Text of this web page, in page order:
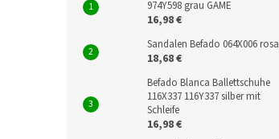
974Y598 grau GAME
16,98 €
Sandalen Befado 064X006 rosa
18,68 €
Befado Blanca Ballettschuhe
116X337 116Y337 silber mit
Schleife
16,98 €